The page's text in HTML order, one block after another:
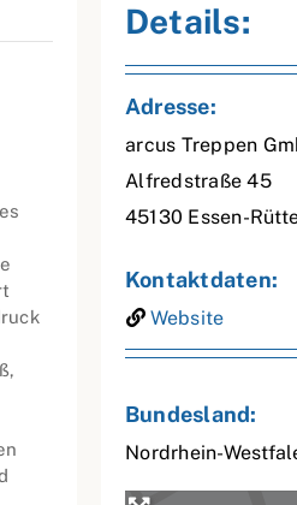
Details:
Adresse:
arcus Treppen
Alfredstraße 45
45130 Essen-
Kontaktdaten:
Website
Bundesland:
Nordrhein-